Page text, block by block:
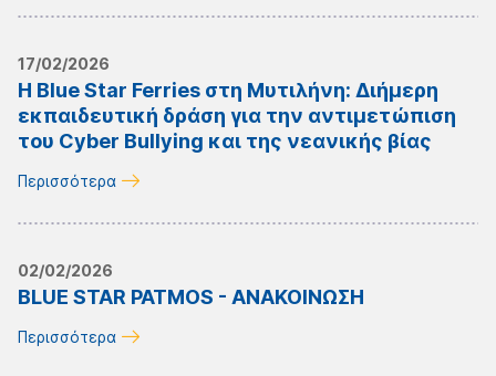
17/02/2026
Η Blue Star Ferries στη Μυτιλήνη: Διήμερη
εκπαιδευτική δράση για την αντιμετώπιση
του Cyber Bullying και της νεανικής βίας
Περισσότερα
02/02/2026
BLUE STAR PATMOS - ΑΝΑΚΟΙΝΩΣΗ
Περισσότερα